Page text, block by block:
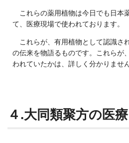
これらの薬用植物は今日でも日本
て、医療現場で使われております。
これらが、有用植物として認識さ
の伝来を物語るものです。これらが
われていたかは、詳しく分かりません
４.大同類聚方の医療